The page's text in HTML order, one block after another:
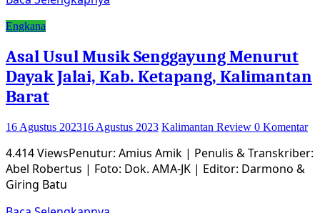
Engkana
Asal Usul Musik Senggayung Menurut
Dayak Jalai, Kab. Ketapang, Kalimantan
Barat
16 Agustus 202316 Agustus 2023 Kalimantan Review 0 Komentar
4.414 ViewsPenutur: Amius Amik | Penulis & Transkriber:
Abel Robertus | Foto: Dok. AMA-JK | Editor: Darmono &
Giring Batu